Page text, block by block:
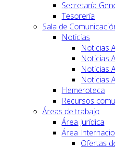
Secretaría
Tesorería
Sala de
Noticias
Noticias
Noticias
Noticias
Noticias
Hemeroteca
Recursos
Áreas de trabajo
Área Jurídica
Área
Ofertas